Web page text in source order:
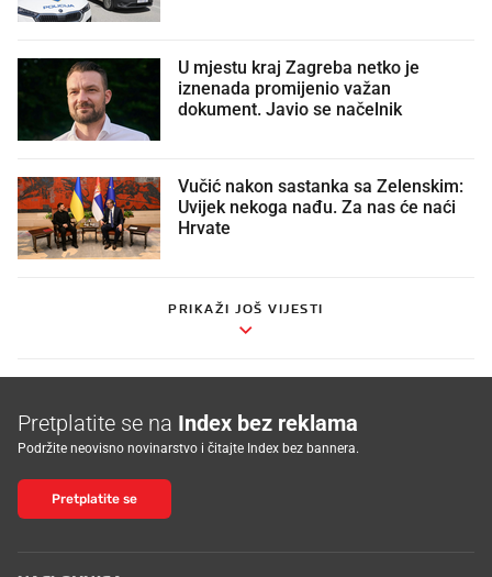
U mjestu kraj Zagreba netko je
iznenada promijenio važan
dokument. Javio se načelnik
Vučić nakon sastanka sa Zelenskim:
Uvijek nekoga nađu. Za nas će naći
Hrvate
PRIKAŽI JOŠ VIJESTI
Pretplatite se na Index bez reklama
Podržite neovisno novinarstvo i čitajte Index bez bannera.
Pretplatite se